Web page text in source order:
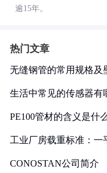
逾15年。
热门文章
无缝钢管的常用规格及
生活中常见的传感器有
PE100管材的含义是什
工业厂房载重标准：一
CONOSTAN公司简介